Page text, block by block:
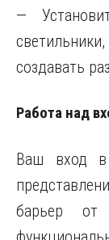
—
создавать
Работа над
Ваш вход
барьер от